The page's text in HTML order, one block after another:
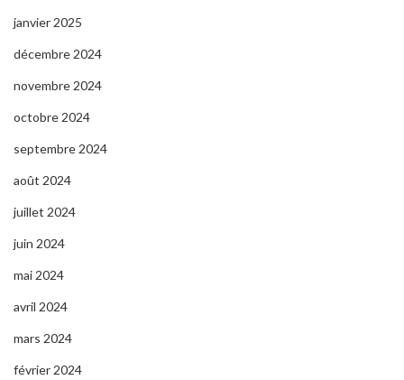
janvier 2025
décembre 2024
novembre 2024
octobre 2024
septembre 2024
août 2024
juillet 2024
juin 2024
mai 2024
avril 2024
mars 2024
février 2024